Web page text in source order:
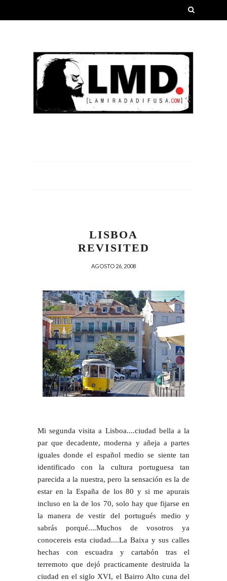
LISBOA
REVISITED
AGOSTO 26, 2008
Mi segunda visita a Lisboa....ciudad bella a la
par que decadente, moderna y añeja a partes
iguales donde el español medio se siente tan
identificado con la cultura portuguesa tan
parecida a la nuestra, pero la sensación es la de
estar en la España de los 80 y si me apurais
incluso en la de los 70, solo hay que fijarse en
la manera de vestir del portugués medio y
sabrás porqué....Muchos de vosotros ya
conocereis esta ciudad....La Baixa y sus calles
hechas con escuadra y cartabón tras el
terremoto que dejó practicamente destruida la
ciudad en el siglo XVI, el Bairro Alto cuna del